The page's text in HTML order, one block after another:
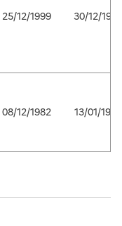
25/12/1999 30/12/1999
08/12/1982 13/01/1983